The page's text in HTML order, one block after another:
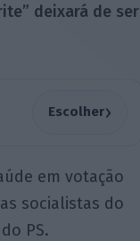
deixará de ser
Escolher›
em votação
socialistas do
PS.